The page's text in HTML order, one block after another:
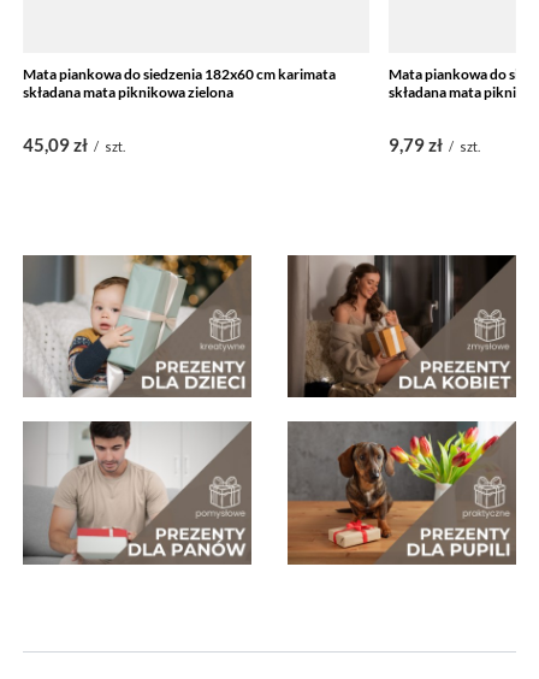
Mata piankowa do siedzenia 182x60 cm karimata
składana mata piknikowa zielona
45,09 zł / szt.
Mata piankowa do
składana mata
9,79 zł / szt.